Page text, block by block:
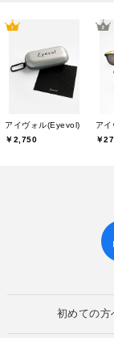
アイヴォル(Eyevol)
￥2,750
ア
￥
初めての方